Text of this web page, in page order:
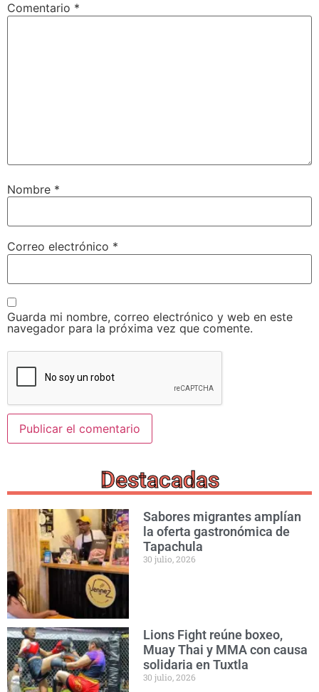
Comentario *
Nombre *
Correo electrónico *
Guarda mi nombre, correo electrónico y web en este
navegador para la próxima vez que comente.
Destacadas
Sabores migrantes amplían
la oferta gastronómica de
Tapachula
30 julio, 2026
Lions Fight reúne boxeo,
Muay Thai y MMA con causa
solidaria en Tuxtla
30 julio, 2026